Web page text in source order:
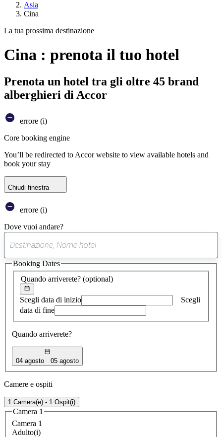
Asia
Cina
La tua prossima destinazione
Cina : prenota il tuo hotel
Prenota un hotel tra gli oltre 45 brand
alberghieri di Accor
errore (i)
Core booking engine
You’ll be redirected to Accor website to view available hotels and
book your stay
Chiudi finestra
errore (i)
Dove vuoi andare?
suggerimento
trovato
Quando arriverete? (optional)
Scegli data di inizio
Scegli
data di fine
Quando arriverete?
04 agosto 05 agosto
Booking Dates
Camere e ospiti
1 Camera(e) - 1 Ospit(i)
Camera 1
Camera 1
Adulto(i)